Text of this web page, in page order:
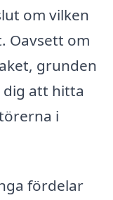
om vilken
Oavsett om
grunden
dig att hitta
i
fördelar